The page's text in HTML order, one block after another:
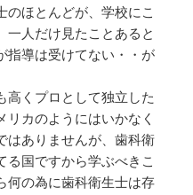
のほとんどが、学校にこ
一人だけ見たことあると
指導は受けてない・・が
高くプロとして独立した
カのようにはいかなく
はありませんが、歯科衛
る国ですから学ぶべきこ
何の為に歯科衛生士は存